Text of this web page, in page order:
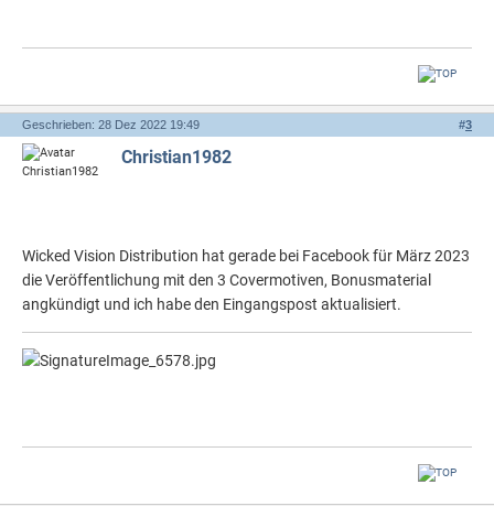
#3
Geschrieben: 28 Dez 2022 19:49
Christian1982
Wicked Vision Distribution hat gerade bei Facebook für März 2023
die Veröffentlichung mit den 3 Covermotiven, Bonusmaterial
angkündigt und ich habe den Eingangspost aktualisiert.